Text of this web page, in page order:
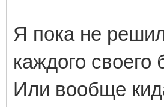
Я пока не
каждого своего
Или вообще